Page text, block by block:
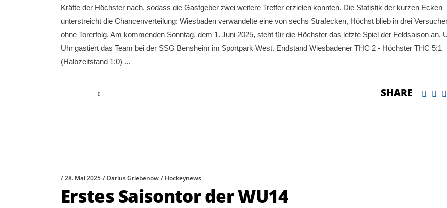
Kräfte der Höchster nach, sodass die Gastgeber zwei weitere Treffer erzielen konnten. Die Statistik der kurzen Ecken
unterstreicht die Chancenverteilung: Wiesbaden verwandelte eine von sechs Strafecken, Höchst blieb in drei
ohne Torerfolg. Am kommenden Sonntag, dem 1. Juni 2025, steht für die Höchster das letzte Spiel der Feldsaison an.
Uhr gastiert das Team bei der SSG Bensheim im Sportpark West. Endstand Wiesbadener THC 2 - Höchster THC 5:1
(Halbzeitstand 1:0)
SHARE
28. Mai 2025 Darius Griebenow Hockeynews
Erstes Saisontor der WU14